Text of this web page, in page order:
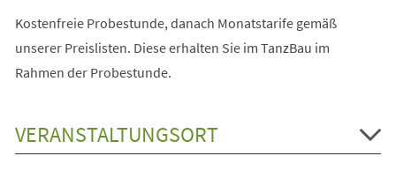
Kostenfreie Probestunde, danach Monatstarife gemäß
unserer Preislisten. Diese erhalten Sie im TanzBau im
Rahmen der Probestunde.
VERANSTALTUNGSORT